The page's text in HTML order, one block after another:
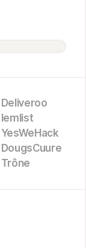
Deliveroo
lemlist
YesWeHack
DougsCuure
Trône